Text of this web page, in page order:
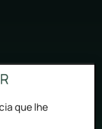
que lhe